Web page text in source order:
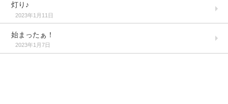
灯り♪
2023年1月11日
始まったぁ！
2023年1月7日